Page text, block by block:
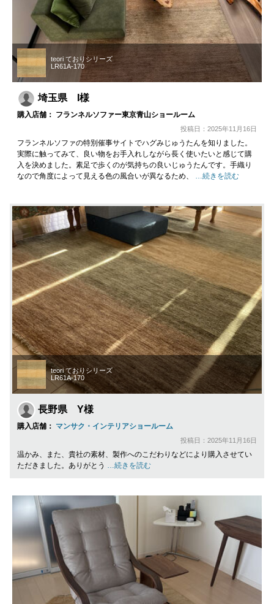
teori ておりシリーズ
LR61A-170
埼玉県 I様
購入店舗： フランネルソファー東京青山ショールーム
投稿日：2025年11月16日
フランネルソファの特別催事サイトでハグみじゅうたんを知りました。
実際に触ってみて、良い物をお手入れしながら長く使いたいと感じて購
入を決めました。素足で歩くのが気持ちの良いじゅうたんです。手織り
なので角度によって見える色の風合いが異なるため、
…続きを読む
teori ておりシリーズ
LR61A-170
長野県 Y様
購入店舗： マンサク・インテリアショールーム
投稿日：2025年11月16日
温かみ、また、貴社の素材、製作へのこだわりなどにより購入させてい
ただきました。ありがとう
…続きを読む